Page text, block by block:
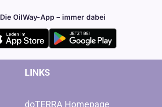
Die OilWay-App – immer dabei
LINKS
doTERRA Homepage